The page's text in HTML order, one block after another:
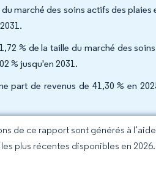
marché des soins actifs des plaies
% de la taille du marché des
% jusqu'en 2031.
part de revenus de 41,30 % en
de ce rapport sont générés à
plus récentes disponibles en 2026.